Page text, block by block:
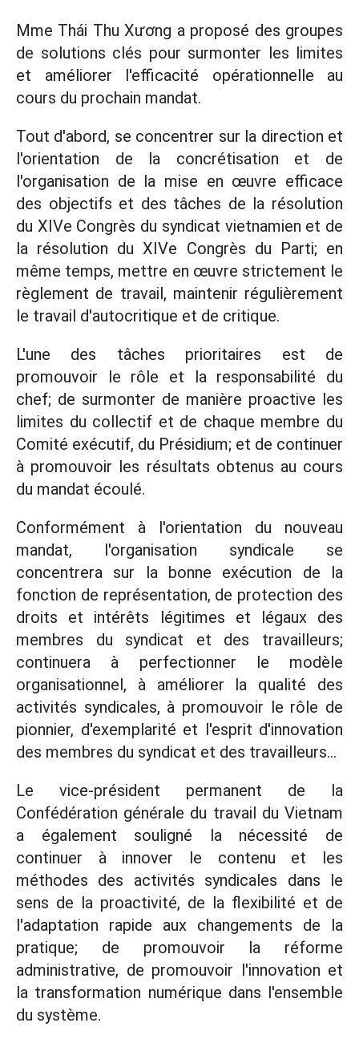
Mme Thái Thu Xương a proposé des groupes
de solutions clés pour surmonter les limites
et améliorer l'efficacité opérationnelle au
cours du prochain mandat.
Tout d'abord, se concentrer sur la direction et
l'orientation de la concrétisation et de
l'organisation de la mise en œuvre efficace
des objectifs et des tâches de la résolution
du XIVe Congrès du syndicat vietnamien et de
la résolution du XIVe Congrès du Parti; en
même temps, mettre en œuvre strictement le
règlement de travail, maintenir régulièrement
le travail d'autocritique et de critique.
L'une des tâches prioritaires est de
promouvoir le rôle et la responsabilité du
chef; de surmonter de manière proactive les
limites du collectif et de chaque membre du
Comité exécutif, du Présidium; et de continuer
à promouvoir les résultats obtenus au cours
du mandat écoulé.
Conformément à l'orientation du nouveau
mandat, l'organisation syndicale se
concentrera sur la bonne exécution de la
fonction de représentation, de protection des
droits et intérêts légitimes et légaux des
membres du syndicat et des travailleurs;
continuera à perfectionner le modèle
organisationnel, à améliorer la qualité des
activités syndicales, à promouvoir le rôle de
pionnier, d'exemplarité et l'esprit d'innovation
des membres du syndicat et des travailleurs...
Le vice-président permanent de la
Confédération générale du travail du Vietnam
a également souligné la nécessité de
continuer à innover le contenu et les
méthodes des activités syndicales dans le
sens de la proactivité, de la flexibilité et de
l'adaptation rapide aux changements de la
pratique; de promouvoir la réforme
administrative, de promouvoir l'innovation et
la transformation numérique dans l'ensemble
du système.